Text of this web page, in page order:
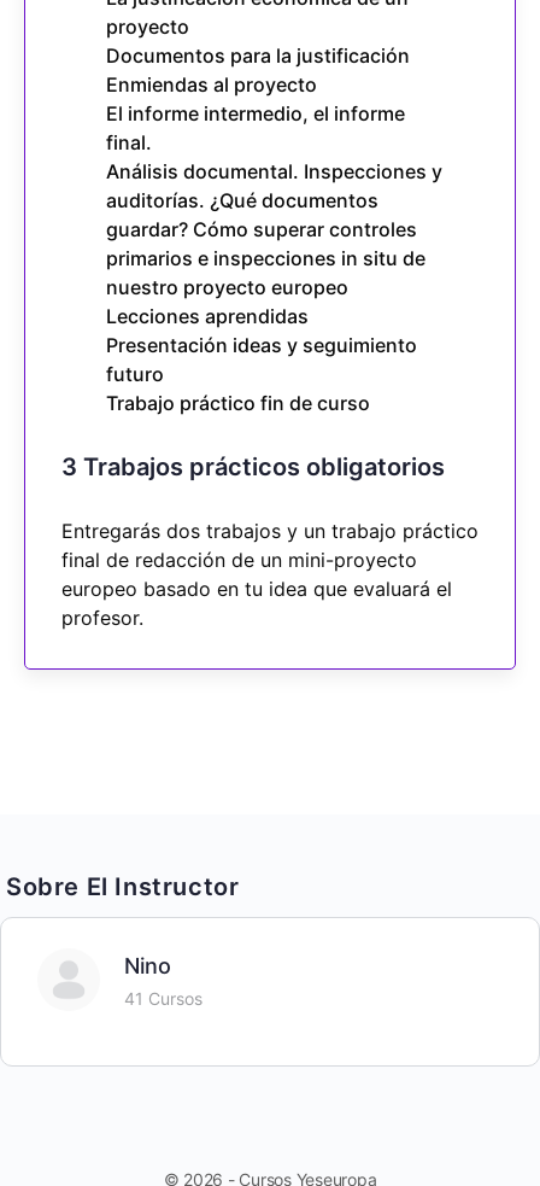
proyecto
Documentos para la justificación
Enmiendas al proyecto
El informe intermedio, el informe
final.
Análisis documental. Inspecciones y
auditorías. ¿Qué documentos
guardar? Cómo superar controles
primarios e inspecciones in situ de
nuestro proyecto europeo
Lecciones aprendidas
Presentación ideas y seguimiento
futuro
Trabajo práctico fin de curso
3 Trabajos prácticos obligatorios
Entregarás dos trabajos y un trabajo práctico
final de redacción de un mini-proyecto
europeo basado en tu idea que evaluará el
profesor.
Sobre El Instructor
Nino
41 Cursos
© 2026 - Cursos Yeseuropa